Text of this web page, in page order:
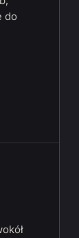
do